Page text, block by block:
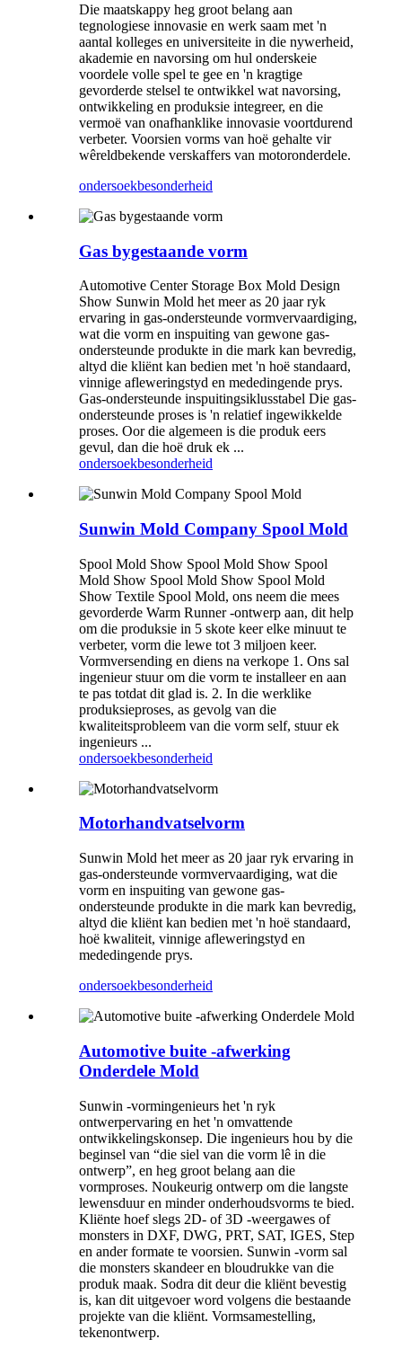
Die maatskappy heg groot belang aan
tegnologiese innovasie en werk saam met 'n
aantal kolleges en universiteite in die nywerheid,
akademie en navorsing om hul onderskeie
voordele volle spel te gee en 'n kragtige
gevorderde stelsel te ontwikkel wat navorsing,
ontwikkeling en produksie integreer, en die
vermoë van onafhanklike innovasie voortdurend
verbeter. Voorsien vorms van hoë gehalte vir
wêreldbekende verskaffers van motoronderdele.
ondersoekbesonderheid
Gas bygestaande vorm
Automotive Center Storage Box Mold Design
Show Sunwin Mold het meer as 20 jaar ryk
ervaring in gas-ondersteunde vormvervaardiging,
wat die vorm en inspuiting van gewone gas-
ondersteunde produkte in die mark kan bevredig,
altyd die kliënt kan bedien met 'n hoë standaard,
vinnige afleweringstyd en mededingende prys.
Gas-ondersteunde inspuitingsiklusstabel Die gas-
ondersteunde proses is 'n relatief ingewikkelde
proses. Oor die algemeen is die produk eers
gevul, dan die hoë druk ek ...
ondersoekbesonderheid
Sunwin Mold Company Spool Mold
Spool Mold Show Spool Mold Show Spool
Mold Show Spool Mold Show Spool Mold
Show Textile Spool Mold, ons neem die mees
gevorderde Warm Runner -ontwerp aan, dit help
om die produksie in 5 skote keer elke minuut te
verbeter, vorm die lewe tot 3 miljoen keer.
Vormversending en diens na verkope 1. Ons sal
ingenieur stuur om die vorm te installeer en aan
te pas totdat dit glad is. 2. In die werklike
produksieproses, as gevolg van die
kwaliteitsprobleem van die vorm self, stuur ek
ingenieurs ...
ondersoekbesonderheid
Motorhandvatselvorm
Sunwin Mold het meer as 20 jaar ryk ervaring in
gas-ondersteunde vormvervaardiging, wat die
vorm en inspuiting van gewone gas-
ondersteunde produkte in die mark kan bevredig,
altyd die kliënt kan bedien met 'n hoë standaard,
hoë kwaliteit, vinnige afleweringstyd en
mededingende prys.
ondersoekbesonderheid
Automotive buite -afwerking
Onderdele Mold
Sunwin -vormingenieurs het 'n ryk
ontwerpervaring en het 'n omvattende
ontwikkelingskonsep. Die ingenieurs hou by die
beginsel van “die siel van die vorm lê in die
ontwerp”, en heg groot belang aan die
vormproses. Noukeurig ontwerp om die langste
lewensduur en minder onderhoudsvorms te bied.
Kliënte hoef slegs 2D- of 3D -weergawes of
monsters in DXF, DWG, PRT, SAT, IGES, Step
en ander formate te voorsien. Sunwin -vorm sal
die monsters skandeer en bloudrukke van die
produk maak. Sodra dit deur die kliënt bevestig
is, kan dit uitgevoer word volgens die bestaande
projekte van die kliënt. Vormsamestelling,
tekenontwerp.